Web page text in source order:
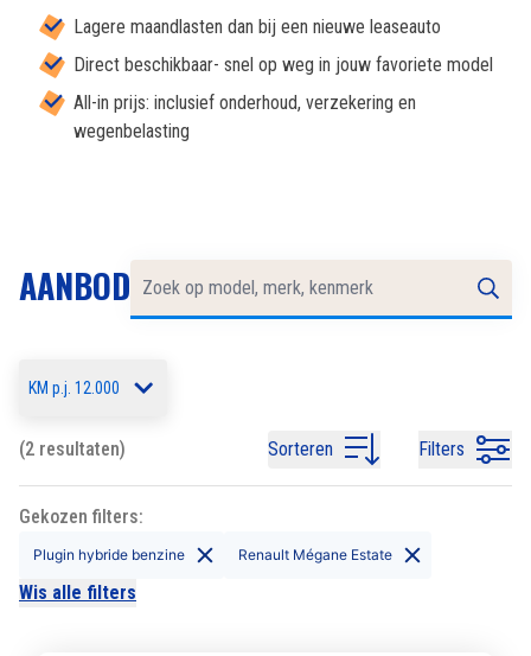
Lagere maandlasten dan bij een nieuwe leaseauto
Direct beschikbaar- snel op weg in jouw favoriete model
All-in prijs: inclusief onderhoud, verzekering en
wegenbelasting
AANBOD
KM p.j. 12.000
(2 resultaten) Sorteren Filters
Gekozen filters:
Plugin hybride benzine Renault Mégane Estate
Wis alle filters